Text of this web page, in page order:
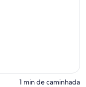
‪1 min de caminhada‬